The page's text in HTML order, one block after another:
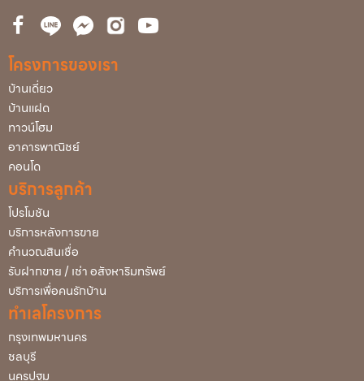
โครงการของเรา
บ้านเดี่ยว
บ้านแฝด
ทาวน์โฮม
อาคารพาณิชย์
คอนโด
บริการลูกค้า
โปรโมชัน
บริการหลังการขาย
คำนวณสินเชื่อ
รับฝากขาย / เช่า อสังหาริมทรัพย์
บริการเพื่อคนรักบ้าน
ทำเลโครงการ
กรุงเทพมหานคร
ชลบุรี
นครปฐม